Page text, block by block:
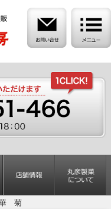
華 菊